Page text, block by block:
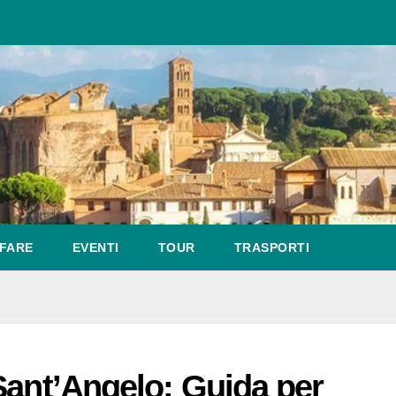
EVENTI TOUR TRASPORTI
Guida per